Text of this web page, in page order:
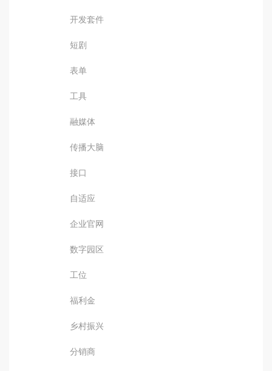
开发套件
短剧
表单
工具
融媒体
传播大脑
接口
自适应
企业官网
数字园区
工位
福利金
乡村振兴
分销商